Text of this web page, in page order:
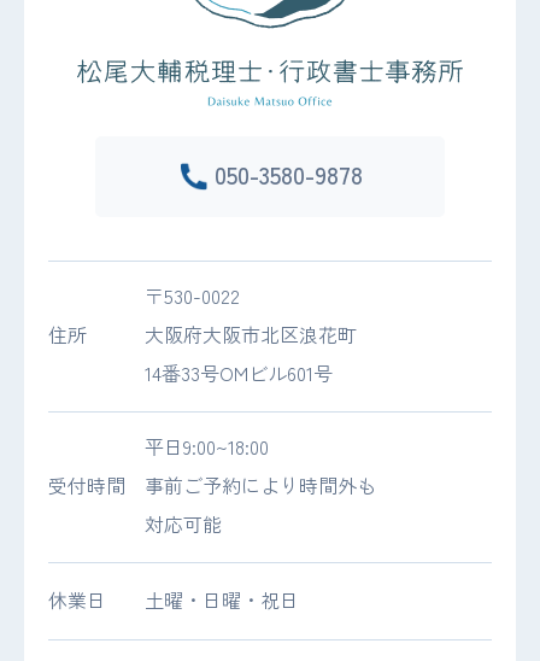
050-3580-9878
住所
〒530-0022
大阪府大阪市北区浪花町
14番33号OMビル601号
受付時間
平日9:00~18:00
事前ご予約により時間外も
対応可能
休業日 土曜・日曜・祝日